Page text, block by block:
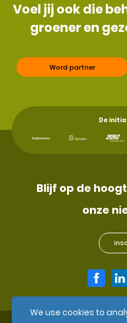
We use cookies to
Voel jij ook die
groener en
Word partner
De
Blijf op de
onze